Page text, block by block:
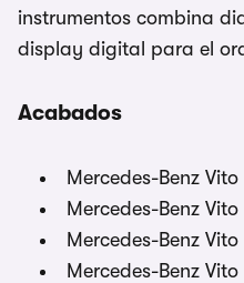
instrumentos combina
display digital para el
Acabados
Mercedes-Benz
Mercedes-Benz
Mercedes-Benz
Mercedes-Benz